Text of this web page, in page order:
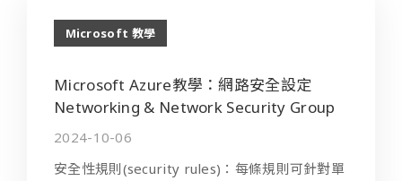
Microsoft 教學
Microsoft Azure教學：網路安全設定
Networking & Network Security Group
2024-10-06
安全性規則(security rules)：每條規則可針對單